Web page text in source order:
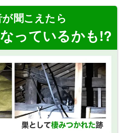
容器に入れる、生ゴミを
のエサを断つことが第一
（トラップ）をラットサ
詰める、または毒餌（殺
ます。警戒心が強いた
ノウハウが必要です。
の隙間で侵入します。通
コン導入部などを防鼠パ
炊くタイプの忌避剤や、ニ
を嫌うため、それらを活
の後、足跡などの形跡を
徹底的に塞ぎます。
保護管理法の対象であ
はできません。自治体の
し、好物の果物などをエ
聞こえたら
っているかも!?